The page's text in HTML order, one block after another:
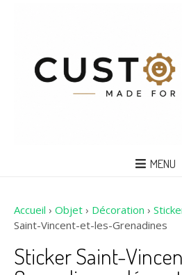
MENU
Accueil › Objet › Décoration ›
Saint-Vincent-et-les-Grenadines
Sticker Saint-